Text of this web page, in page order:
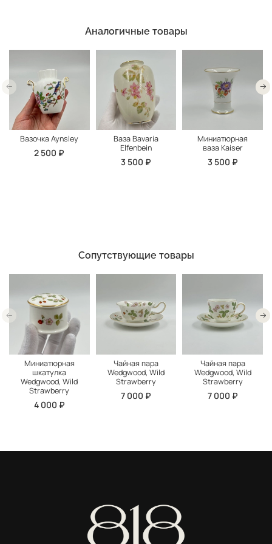
Аналогичные товары
Вазочка Aynsley
2 500 ₽
Ваза Bavaria
Elfenbein
3 500 ₽
Миниатюрная
ваза Kaiser
3 500 ₽
Сопутствующие товары
Миниатюрная
шкатулка
Wedgwood, Wild
Strawberry
4 000 ₽
Чайная пара
Wedgwood, Wild
Strawberry
7 000 ₽
Чайная пара
Wedgwood, Wild
Strawberry
7 000 ₽